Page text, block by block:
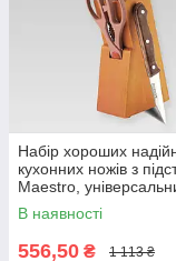
Набір хороших
кухонних ножів з
Maestro,
ножів з нержавіючої
В наявності
556,50 ₴ 1 113 ₴